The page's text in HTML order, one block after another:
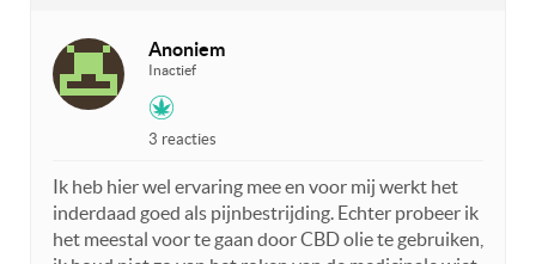
Anoniem
Inactief
3 reacties
Ik heb hier wel ervaring mee en voor mij werkt het
inderdaad goed als pijnbestrijding. Echter probeer ik
het meestal voor te gaan door CBD olie te gebruiken,